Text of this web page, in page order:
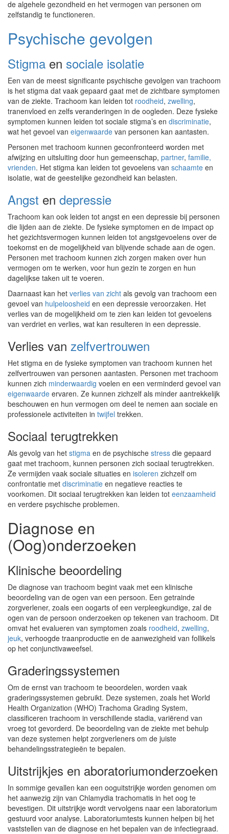
de algehele gezondheid en het vermogen van personen om
zelfstandig te functioneren.
Psychische gevolgen
Stigma en sociale isolatie
Een van de meest significante psychische gevolgen van trachoom
is het stigma dat vaak gepaard gaat met de zichtbare symptomen
van de ziekte. Trachoom kan leiden tot roodheid, zwelling,
tranenvloed en zelfs veranderingen in de oogleden. Deze fysieke
symptomen kunnen leiden tot sociale stigma’s en discriminatie,
wat het gevoel van eigenwaarde van personen kan aantasten.
Personen met trachoom kunnen geconfronteerd worden met
afwijzing en uitsluiting door hun gemeenschap, partner, familie,
vrienden. Het stigma kan leiden tot gevoelens van schaamte en
isolatie, wat de geestelijke gezondheid kan belasten.
Angst en depressie
Trachoom kan ook leiden tot angst en een depressie bij personen
die lijden aan de ziekte. De fysieke symptomen en de impact op
het gezichtsvermogen kunnen leiden tot angstgevoelens over de
toekomst en de mogelijkheid van blijvende schade aan de ogen.
Personen met trachoom kunnen zich zorgen maken over hun
vermogen om te werken, voor hun gezin te zorgen en hun
dagelijkse taken uit te voeren.
Daarnaast kan het verlies van zicht als gevolg van trachoom een
gevoel van hulpeloosheid en een depressie veroorzaken. Het
verlies van de mogelijkheid om te zien kan leiden tot gevoelens
van verdriet en verlies, wat kan resulteren in een depressie.
Verlies van zelfvertrouwen
Het stigma en de fysieke symptomen van trachoom kunnen het
zelfvertrouwen van personen aantasten. Personen met trachoom
kunnen zich minderwaardig voelen en een verminderd gevoel van
eigenwaarde ervaren. Ze kunnen zichzelf als minder aantrekkelijk
beschouwen en hun vermogen om deel te nemen aan sociale en
professionele activiteiten in twijfel trekken.
Sociaal terugtrekken
Als gevolg van het stigma en de psychische stress die gepaard
gaat met trachoom, kunnen personen zich sociaal terugtrekken.
Ze vermijden vaak sociale situaties en isoleren zichzelf om
confrontatie met discriminatie en negatieve reacties te
voorkomen. Dit sociaal terugtrekken kan leiden tot eenzaamheid
en verdere psychische problemen.
Diagnose en
(Oog)onderzoeken
Klinische beoordeling
De diagnose van trachoom begint vaak met een klinische
beoordeling van de ogen van een persoon. Een getrainde
zorgverlener, zoals een oogarts of een verpleegkundige, zal de
ogen van de persoon onderzoeken op tekenen van trachoom. Dit
omvat het evalueren van symptomen zoals roodheid, zwelling,
jeuk, verhoogde traanproductie en de aanwezigheid van follikels
op het conjunctivaweefsel.
Graderingssystemen
Om de ernst van trachoom te beoordelen, worden vaak
graderingssystemen gebruikt. Deze systemen, zoals het World
Health Organization (WHO) Trachoma Grading System,
classificeren trachoom in verschillende stadia, variërend van
vroeg tot gevorderd. De beoordeling van de ziekte met behulp
van deze systemen helpt zorgverleners om de juiste
behandelingsstrategieën te bepalen.
Uitstrijkjes en aboratoriumonderzoeken
In sommige gevallen kan een ooguitstrijkje worden genomen om
het aanwezig zijn van Chlamydia trachomatis in het oog te
bevestigen. Dit uitstrijkje wordt vervolgens naar een laboratorium
gestuurd voor analyse. Laboratoriumtests kunnen helpen bij het
vaststellen van de diagnose en het bepalen van de infectiegraad.